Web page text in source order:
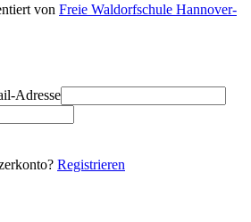
von Freie Waldorfschule Hannover-
Adresse
Registrieren